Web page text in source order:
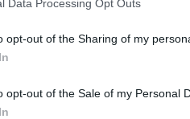
Data Processing Opt Outs
opt-out of the Sharing of my
opt-out of the Sale of my Personal